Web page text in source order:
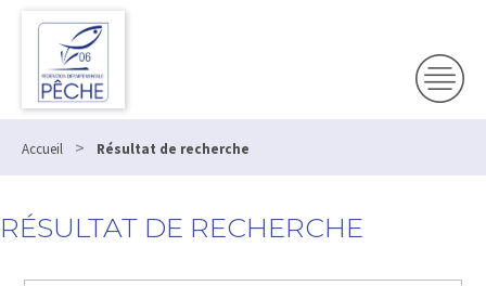
Accueil > Résultat de recherche
RÉSULTAT DE RECHERCHE